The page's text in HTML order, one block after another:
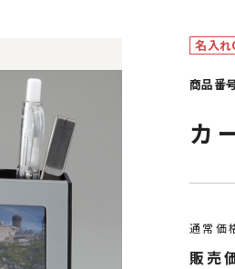
スマホ・PCグッズ
コスメグッズ
食品・スイーツ
傘・レイングッズ
UVケア
名入れ
商品番
カ
通常価
販売